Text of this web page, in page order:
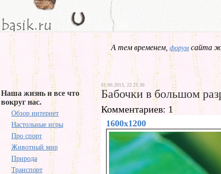
А тем временем,форум сайта
Наша жизнь и все что
вокруг нас.
Обзор интернет
Настольные игры
Про спорт
Животный мир
Природа
Транспорт
01.06.2013, 22.21.36
Бабочки в большом
Комментариев: 1
1600x1200